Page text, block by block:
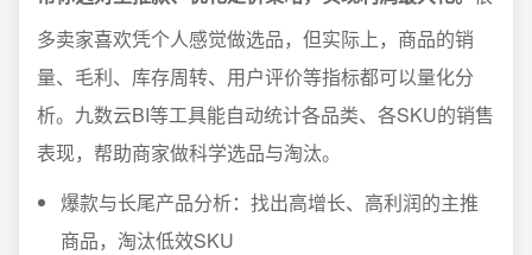
多卖家喜欢凭个人感觉做选品，但实际上，商品的销
量、毛利、库存周转、用户评价等指标都可以量化分
析。九数云BI等工具能自动统计各品类、各SKU的销售
表现，帮助商家做科学选品与淘汰。
爆款与长尾产品分析：找出高增长、高利润的主推
商品，淘汰低效SKU